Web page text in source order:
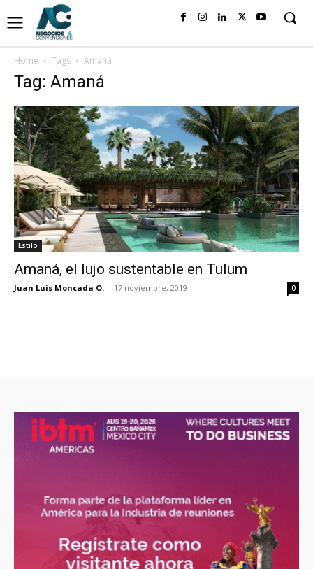
Home Tags Amaná
Tag: Amaná
Estilo
Amaná, el lujo sustentable en Tulum
Juan Luis Moncada O. - 17 noviembre, 2019 0